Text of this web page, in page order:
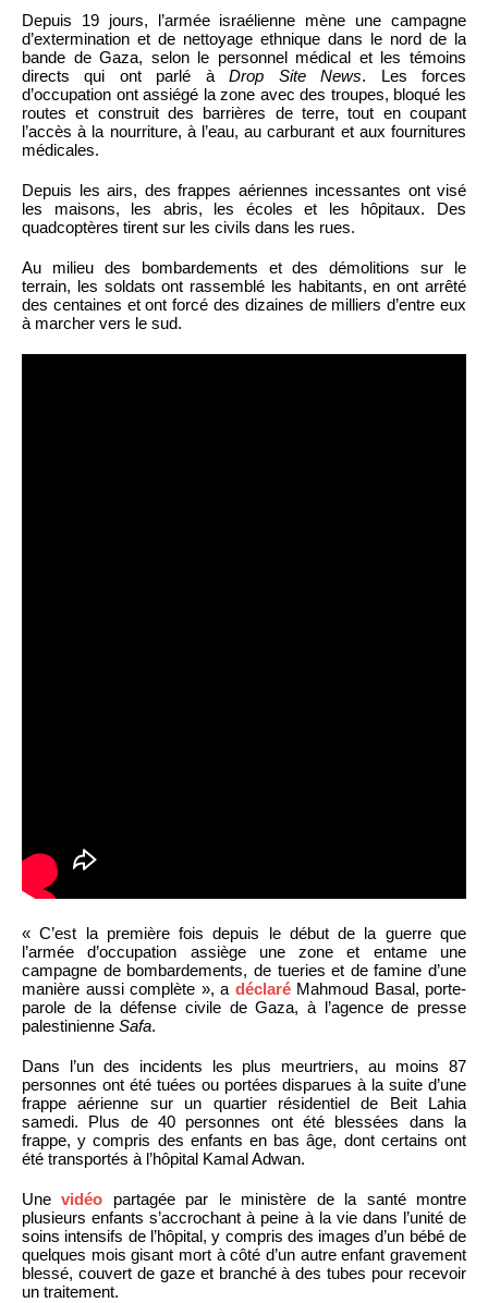
Depuis 19 jours, l’armée israélienne mène une campagne
d’extermination et de nettoyage ethnique dans le nord de la
bande de Gaza, selon le personnel médical et les témoins
directs qui ont parlé àDrop Site News. Les forces
d’occupation ont assiégé la zone avec des troupes, bloqué les
routes et construit des barrières de terre, tout en coupant
l’accès à la nourriture, à l’eau, au carburant et aux fournitures
médicales.
Depuis les airs, des frappes aériennes incessantes ont visé
les maisons, les abris, les écoles et les hôpitaux. Des
quadcoptères tirent sur les civils dans les rues.
Au milieu des bombardements et des démolitions sur le
terrain, les soldats ont rassemblé les habitants, en ont arrêté
des centaines et ont forcé des dizaines de milliers d’entre eux
à marcher vers le sud.
« C’est la première fois depuis le début de la guerre que
l’armée d’occupation assiège une zone et entame une
campagne de bombardements, de tueries et de famine d’une
manière aussi complète », a déclaréMahmoud Basal, porte-
parole de la défense civile de Gaza, à l’agence de presse
palestinienne Safa.
Dans l’un des incidents les plus meurtriers, au moins 87
personnes ont été tuées ou portées disparues à la suite d’une
frappe aérienne sur un quartier résidentiel de Beit Lahia
samedi. Plus de 40 personnes ont été blessées dans la
frappe, y compris des enfants en bas âge, dont certains ont
été transportés à l’hôpital Kamal Adwan.
Unevidéo partagée par le ministère de la santé montre
plusieurs enfants s’accrochant à peine à la vie dans l’unité de
soins intensifs de l’hôpital, y compris des images d’un bébé de
quelques mois gisant mort à côté d’un autre enfant gravement
blessé, couvert de gaze et branché à des tubes pour recevoir
un traitement.